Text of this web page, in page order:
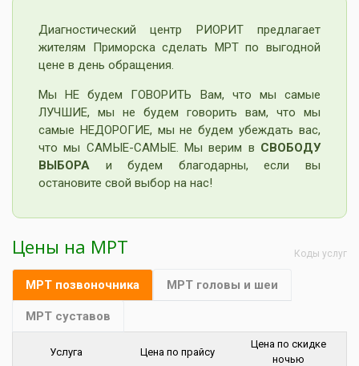
Диагностический центр РИОРИТ предлагает
жителям Приморска сделать МРТ по выгодной
цене в день обращения.
Мы НЕ будем ГОВОРИТЬ Вам, что мы самые
ЛУЧШИЕ, мы не будем говорить вам, что мы
самые НЕДОРОГИЕ, мы не будем убеждать вас,
что мы САМЫЕ-САМЫЕ. Мы верим в СВОБОДУ
ВЫБОРА и будем благодарны, если вы
остановите свой выбор на нас!
Цены на МРТ
МРТ позвоночника МРТ головы и шеи
МРТ суставов
Коды услуг
Услуга Цена по прайсу
Цена по скидке
ночью